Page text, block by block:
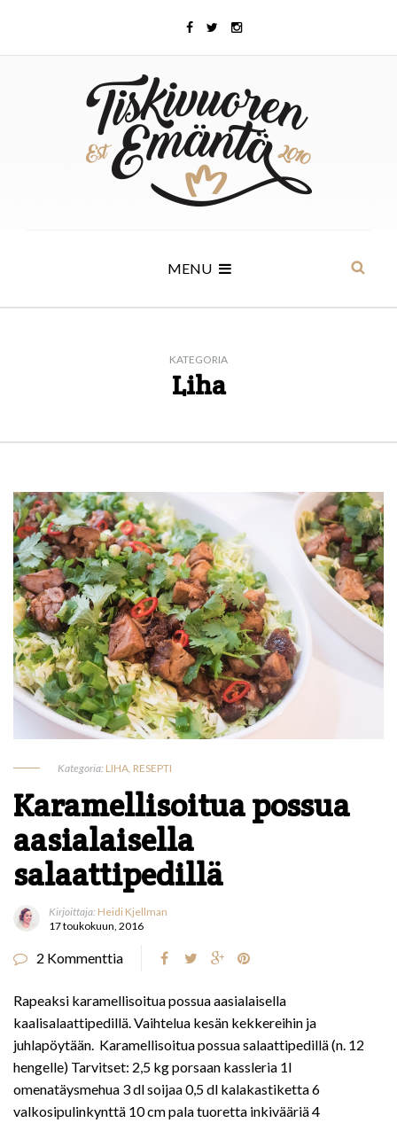
MENU
KATEGORIA
Liha
Kategoria: LIHA RESEPTI
Karamellisoitua possua
aasialaisella
salaattipedillä
Kirjoittaja: Heidi Kjellman
17 toukokuun, 2016
2 Kommenttia
Rapeaksi karamellisoitua possua aasialaisella
kaalisalaattipedillä. Vaihtelua kesän kekkereihin ja
juhlapöytään. Karamellisoitua possua salaattipedillä (n. 12
hengelle) Tarvitset: 2,5 kg porsaan kassleria 1l
omenatäysmehua 3 dl soijaa 0,5 dl kalakastiketta 6
valkosipulinkynttä 10 cm pala tuoretta inkivääriä 4